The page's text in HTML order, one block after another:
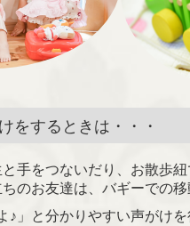
をするときは・・・
手をつないだり、お散歩紐
のお友達は、バギーでの移
♪」と分かりやすい声がけ